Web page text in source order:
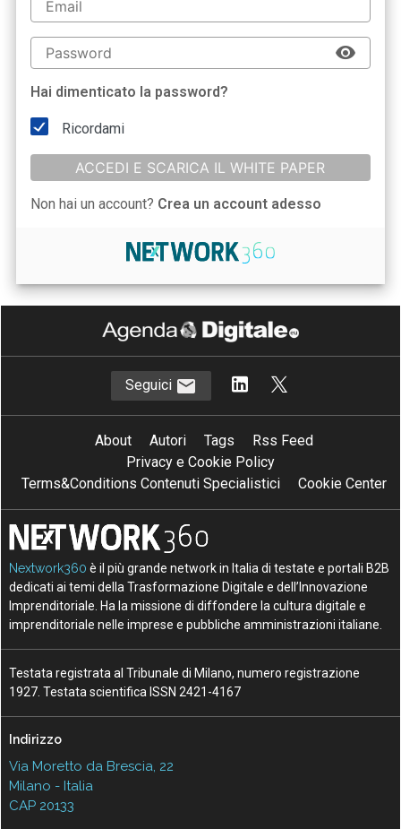
Hai dimenticato la password?
Ricordami
ACCEDI E SCARICA IL WHITE PAPER
Non hai un account? Crea un account adesso
Seguici
About Autori Tags
Rss Feed
Privacy e Cookie Policy
Terms&Conditions Contenuti Specialistici
Cookie Center
Nextwork360 è il più grande network in Italia di testate e portali B2B
dedicati ai temi della Trasformazione Digitale e dell’Innovazione
Imprenditoriale. Ha la missione di diffondere la cultura digitale e
imprenditoriale nelle imprese e pubbliche amministrazioni italiane.
Testata registrata al Tribunale di Milano, numero registrazione
1927. Testata scientifica ISSN 2421-4167
Indirizzo
Via Moretto da Brescia, 22
Milano - Italia
CAP 20133